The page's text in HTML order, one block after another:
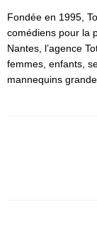
Fondée en 1995,
comédiens pour la
Nantes, l’agence
femmes, enfants,
mannequins